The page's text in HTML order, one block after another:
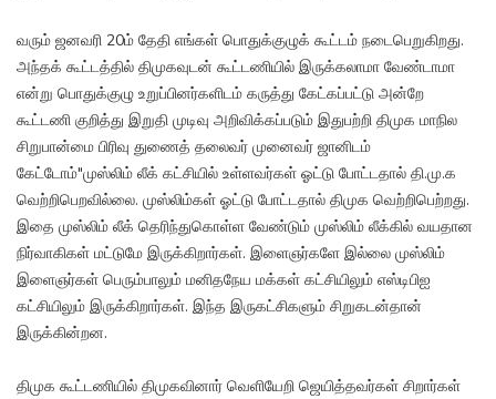
வரும் ஜனவரி 20ம் தேதி எங்கள் பொதுக்குழுக் கூட்டம் நடைபெறுகிறது.
அந்தக் கூட்டத்தில் திமுகவுடன் கூட்டணியில் இருக்கலாமா வேண்டாமா
என்று பொதுக்குழு உறுப்பினர்களிடம் கருத்து கேட்கப்பட்டு அன்றே
கூட்டணி குறித்து இறுதி முடிவு அறிவிக்கப்படும் இதுபற்றி திமுக மாநில
சிறுபான்மை பிரிவு துணைத் தலைவர் முனைவர் ஜானிடம்
கேட்டோம்"முஸ்லிம் லீக் கட்சியில் உள்ளவர்கள் ஓட்டு போட்டதால் தி.மு.க
வெற்றிபெறவில்லை. முஸ்லிம்கள் ஓட்டு போட்டதால் திமுக வெற்றிபெற்றது.
இதை முஸ்லிம் லீக் தெரிந்துகொள்ள வேண்டும் முஸ்லிம் லீக்கில் வயதான
நிர்வாகிகள் மட்டுமே இருக்கிறார்கள். இளைஞர்களே இல்லை முஸ்லிம்
இளைஞர்கள் பெரும்பாலும் மனிதநேய மக்கள் கட்சியிலும் எஸ்டிபிஐ
கட்சியிலும் இருக்கிறார்கள். இந்த இருகட்சிகளும் சிறுகடன்தான்
இருக்கின்றன.
திமுக கூட்டணியில் திமுகவினார் வெளியேறி ஜெயித்தவர்கள் சிறார்கள்